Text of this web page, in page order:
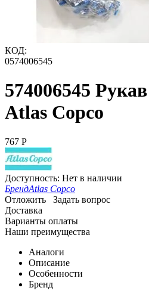
КОД:
0574006545
574006545
Atlas Copco
‍767‍ Р
Доступность: Нет в наличии
БрендAtlas Copco
Отложить
Задать вопрос
Доставка
Варианты оплаты
Наши преимущества
Аналоги
Описание
Особенности
Бренд